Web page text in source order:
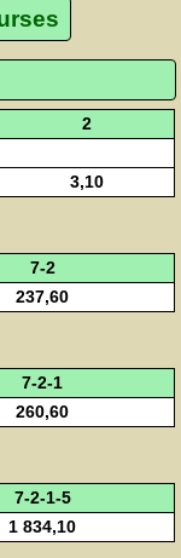
2
3,10
7-2
237,60
7-2-1
260,60
7-2-1-5
1 834,10